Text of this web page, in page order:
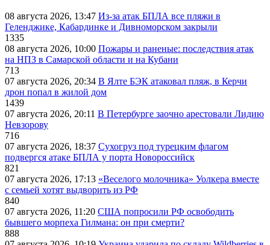
08 августа 2026, 13:47 Из-за атак БПЛА все пляжи в
Геленджике, Кабардинке и Дивноморском закрыли
1335
08 августа 2026, 10:00 Пожары и раненые: последствия атак
на НПЗ в Самарской области и на Кубани
713
07 августа 2026, 20:34 В Ялте БЭК атаковал пляж, в Керчи
дрон попал в жилой дом
1439
07 августа 2026, 20:11 В Петербурге заочно арестовали Лидию
Невзорову
716
07 августа 2026, 18:37 Сухогруз под турецким флагом
подвергся атаке БПЛА у порта Новороссийск
821
07 августа 2026, 17:13 «Веселого молочника» Уолкера вместе
с семьей хотят выдворить из РФ
840
07 августа 2026, 11:20 США попросили РФ освободить
бывшего морпеха Гилмана: он при смерти?
888